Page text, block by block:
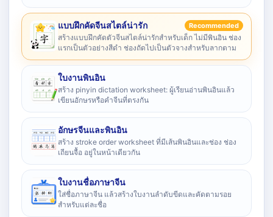
แบบฝึกคัดจีนสไตล์น่ารัก Recommended
สร้างแบบฝึกคัดตัวจีนสไตล์น่ารักสำหรับเด็ก ไม่มีพินอิน ช่อง
แรกเป็นตัวอย่างสีดำ ช่องถัดไปเป็นตัวจางสำหรับลากตาม
ใบงานพินอิน
สร้าง pinyin dictation worksheet: ผู้เรียนอ่านพินอินแล้ว
เขียนอักษรหรือคำจีนที่ตรงกัน
อักษรจีนและพินอิน
สร้าง stroke order worksheet ที่มีเส้นพินอินและช่อง ช่อง
เถียนจื้อ อยู่ในหน้าเดียวกัน
ใบงานชื่อภาษาจีน
ใส่ชื่อภาษาจีน แล้วสร้างใบงานลำดับขีดและคัดตามรอย
สำหรับแต่ละชื่อ